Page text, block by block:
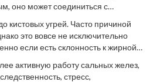
оно может соединиться с
кистовых угрей. Часто причиной
это вовсе не исключительно
если есть склонность к жирной
активную работу сальных желез,
стресс,